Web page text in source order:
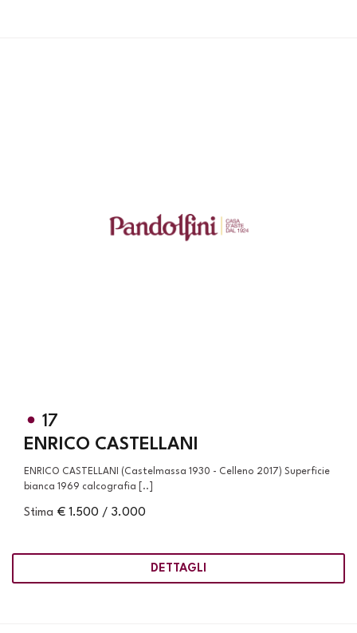
17
ENRICO CASTELLANI
ENRICO CASTELLANI (Castelmassa 1930 - Celleno 2017) Superficie
bianca 1969 calcografia [..]
Stima € 1.500 / 3.000
DETTAGLI